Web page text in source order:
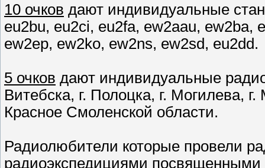
10 очков дают индивидуальные
eu2bu, eu2ci, eu2fa, ew2aau, ew2ba,
ew2ep, ew2ko, ew2ns, ew2sd, eu2dd.
5 очков дают индивидуальные
Витебска, г. Полоцка, г. Могилева,
Красное Смоленской области.
Радиолюбители которые провели
радиоэкспедициями посвященными